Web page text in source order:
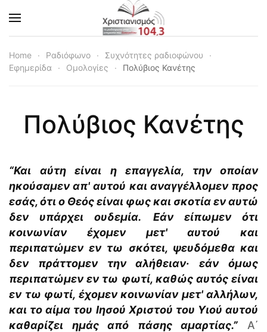
Skip to main content
Home Ραδιόφωνο
Συχνότητες ραδιοφώνου
Εφημερίδα
Ομολογίες Πολύβιος Κανέτης
Πολύβιος Κανέτης
“Και αύτη είναι η επαγγελία, την οποίαν
ηκούσαμεν απ' αυτού και αναγγέλλομεν προς
εσάς, ότι ο Θεός είναι φως και σκοτία εν αυτώ
δεν υπάρχει ουδεμία.
Εάν είπωμεν ότι
κοινωνίαν έχομεν μετ' αυτού και
περιπατώμεν εν τω σκότει, ψευδόμεθα και
δεν πράττομεν την αλήθειαν·
εάν όμως
περιπατώμεν εν τω φωτί, καθώς αυτός είναι
εν τω φωτί, έχομεν κοινωνίαν μετ' αλλήλων,
και το αίμα του Ιησού Χριστού του Υιού αυτού
καθαρίζει ημάς από πάσης αμαρτίας.” Α΄